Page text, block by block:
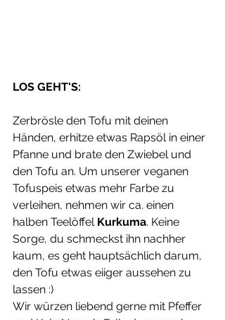
LOS GEHT'S:
Zerbrösle den Tofu mit deinen
Händen, erhitze etwas Rapsöl in einer
Pfanne und brate den Zwiebel und
den Tofu an. Um unserer veganen
Tofuspeis etwas mehr Farbe zu
verleihen, nehmen wir ca. einen
halben Teelöffel Kurkuma. Keine
Sorge, du schmeckst ihn nachher
kaum, es geht hauptsächlich darum,
den Tofu etwas eiiger aussehen zu
lassen :)
Wir würzen liebend gerne mit Pfeffer